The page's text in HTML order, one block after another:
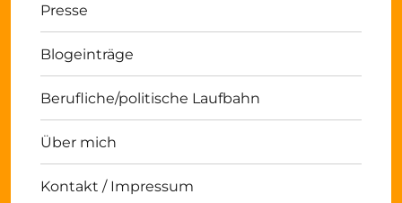
Presse
Blogeinträge
Berufliche/politische Laufbahn
Über mich
Kontakt / Impressum